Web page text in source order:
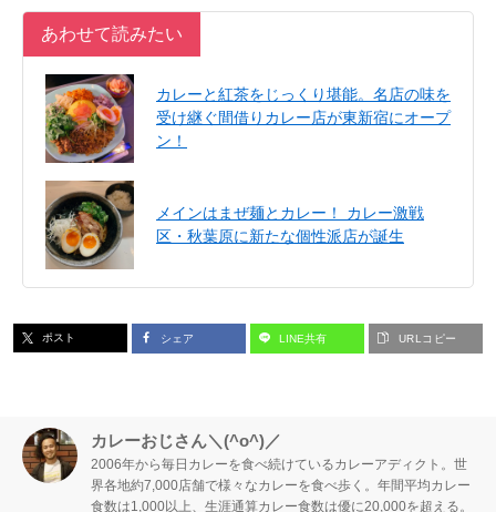
あわせて読みたい
カレーと紅茶をじっくり堪能。名店の味を
受け継ぐ間借りカレー店が東新宿にオープ
ン！
メインはまぜ麺とカレー！ カレー激戦
区・秋葉原に新たな個性派店が誕生
ポスト シェア LINE共有 URLコピー
カレーおじさん＼(^o^)／
2006年から毎日カレーを食べ続けているカレーアディクト。世
界各地約7,000店舗で様々なカレーを食べ歩く。年間平均カレー
食数は1,000以上、生涯通算カレー食数は優に20,000を超える。